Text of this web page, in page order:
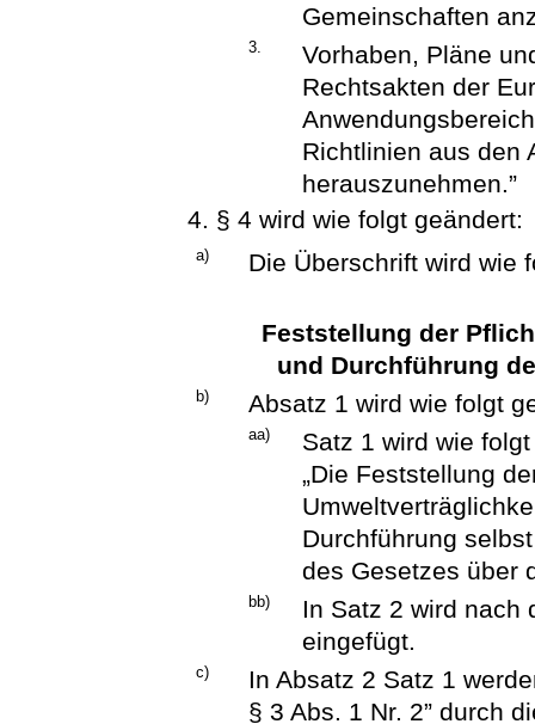
Gemeinschaften
3.
Vorhaben, Pläne
Rechtsakten der
Richtlinien aus den
herauszunehmen.”
4. § 4 wird wie folgt geändert:
a) Die Überschrift wird wie
Feststellung der
und Durchführung
b) Absatz 1 wird wie folgt
aa)
Satz 1 wird wie
„Die Feststellung
Durchführung
des Gesetzes über
bb)
In Satz 2 wird nach
eingefügt.
c)
In Absatz 2 Satz 1
§ 3 Abs. 1 Nr. 2” durch